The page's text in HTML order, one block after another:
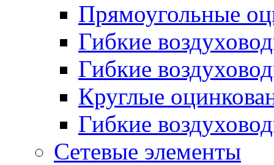
Прямоугольные
Гибкие
Гибкие
Круглые
Гибкие
Сетевые элементы